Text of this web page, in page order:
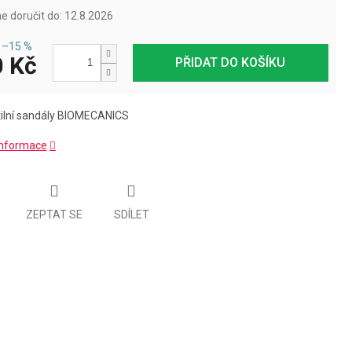
doručit do: 12.8.2026
PŘIDAT DO KOŠÍKU
–15 %
Kč
sandály BIOMECANICS
ZEPTAT SE SDÍLET